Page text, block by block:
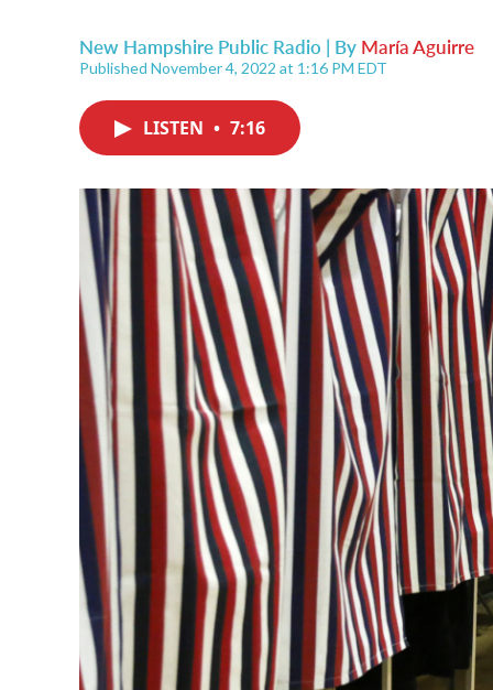
New Hampshire Public Radio | By María Aguirre
Published November 4, 2022 at 1:16 PM EDT
LISTEN • 7:16